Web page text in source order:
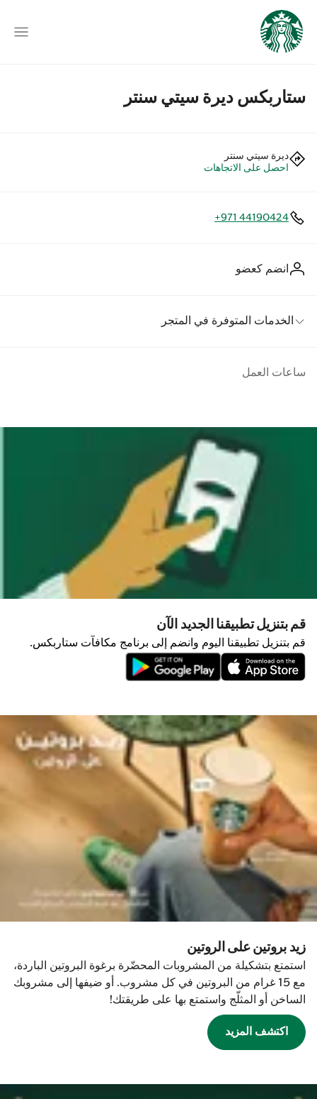
ستاربكس ديرة سيتي سنتر
ديرة سيتي سنتر
احصل على الاتجاهات
+971 44190424
انضم كعضو
الخدمات المتوفرة في المتجر
ساعات العمل
قم بتنزيل تطبيقنا الجديد الآن
قم بتنزيل تطبيقنا اليوم وانضم إلى برنامج مكافآت ستاربكس.
زيد بروتين على الروتين
استمتع بتشكيلة من المشروبات المحضّرة برغوة البروتين الباردة،
مع 15 غرام من البروتين في كل مشروب. أو ضيفها إلى مشروبك
الساخن أو المثلّج واستمتع بها على طريقتك!
اكتشف المزيد